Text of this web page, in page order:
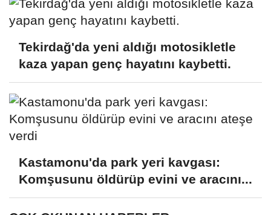
Tekirdağ'da yeni aldığı motosikletle
kaza yapan genç hayatını kaybetti.
Kastamonu'da park yeri kavgası:
Komşusunu öldürüp evini ve aracını...